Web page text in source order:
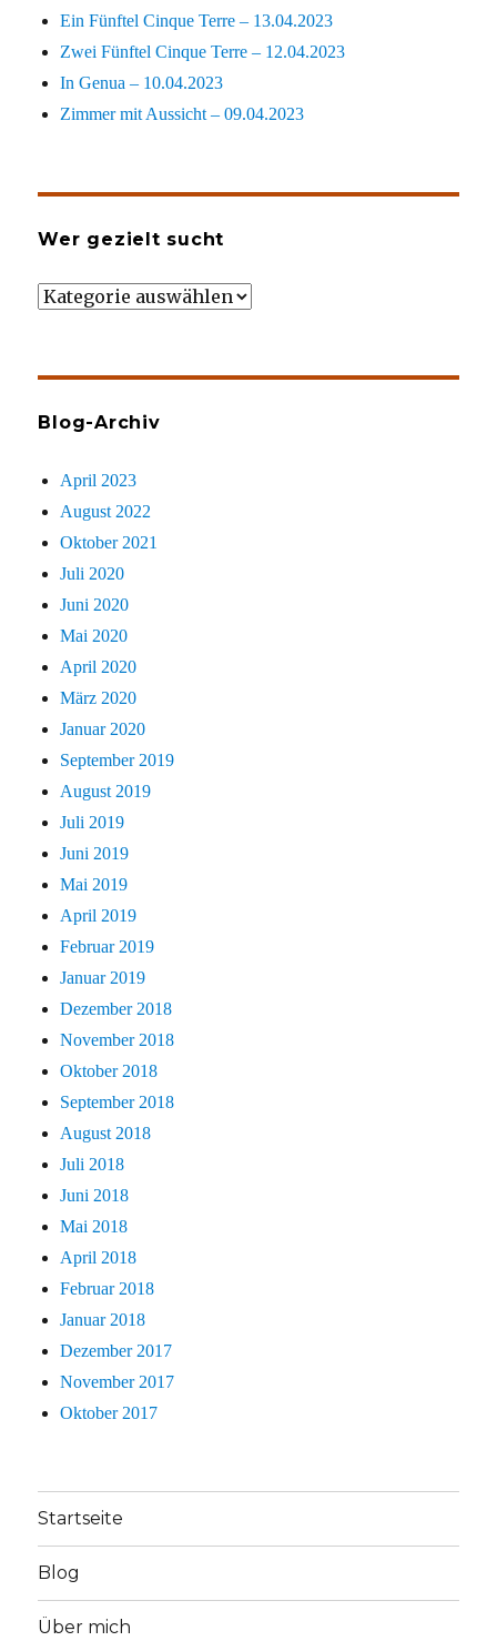
Ein Fünftel Cinque Terre – 13.04.2023
Zwei Fünftel Cinque Terre – 12.04.2023
In Genua – 10.04.2023
Zimmer mit Aussicht – 09.04.2023
Wer gezielt sucht
Wer
Blog-Archiv
April 2023
August 2022
Oktober 2021
Juli 2020
Juni 2020
Mai 2020
April 2020
März 2020
Januar 2020
September 2019
August 2019
Juli 2019
Juni 2019
Mai 2019
April 2019
Februar 2019
Januar 2019
Dezember 2018
November 2018
Oktober 2018
September 2018
August 2018
Juli 2018
Juni 2018
Mai 2018
April 2018
Februar 2018
Januar 2018
Dezember 2017
November 2017
Oktober 2017
Startseite
Blog
Über mich